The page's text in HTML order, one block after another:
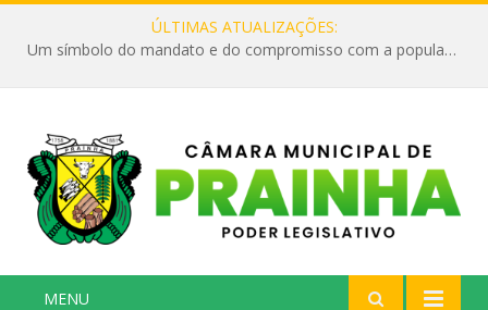
ÚLTIMAS ATUALIZAÇÕES:
Um símbolo do mandato e do compromisso com a população
MENU